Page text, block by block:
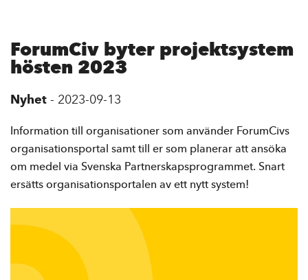
ForumCiv byter projektsystem
hösten 2023
Nyhet - 2023-09-13
Information till organisationer som använder ForumCivs
organisationsportal samt till er som planerar att ansöka
om medel via Svenska Partnerskapsprogrammet. Snart
ersätts organisationsportalen av ett nytt system!